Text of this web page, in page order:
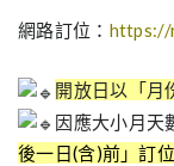
網路訂位： https://
開放日以「月
因應大小月天
後一日(含)前」訂位